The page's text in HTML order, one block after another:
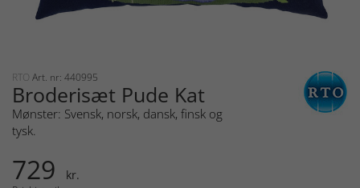
RTO Art. nr: 440995
Broderisæt Pude Kat
Mønster: Svensk, norsk, dansk, finsk og
tysk.
729 kr.